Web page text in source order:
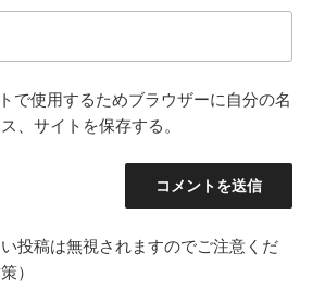
で使用するためブラウザーに自分の名
、サイトを保存する。
投稿は無視されますのでご注意くだ
）